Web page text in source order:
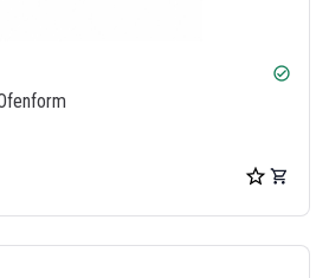
check_circle